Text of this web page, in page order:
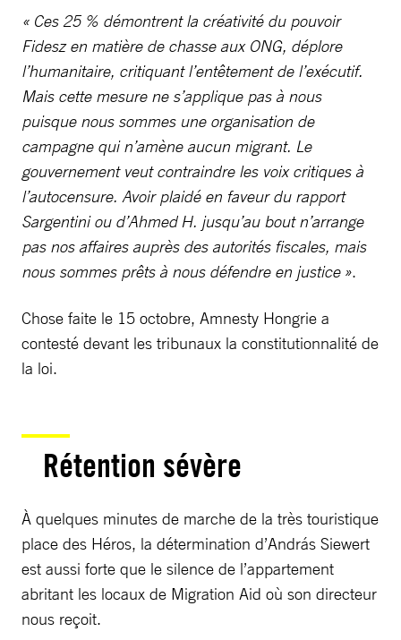
« Ces 25 % démontrent la créativité du pouvoir
Fidesz en matière de chasse aux ONG, déplore
l’humanitaire, critiquant l’entêtement de l’exécutif.
Mais cette mesure ne s’applique pas à nous
puisque nous sommes une organisation de
campagne qui n’amène aucun migrant. Le
gouvernement veut contraindre les voix critiques à
l’autocensure. Avoir plaidé en faveur du rapport
Sargentini ou d’Ahmed H. jusqu’au bout n’arrange
pas nos affaires auprès des autorités fiscales, mais
nous sommes prêts à nous défendre en justice ».
Chose faite le 15 octobre, Amnesty Hongrie a
contesté devant les tribunaux la constitutionnalité de
la loi.
Rétention sévère
À quelques minutes de marche de la très touristique
place des Héros, la détermination d’András Siewert
est aussi forte que le silence de l’appartement
abritant les locaux de Migration Aid où son directeur
nous reçoit.